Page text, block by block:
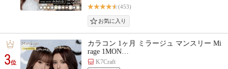
(453)
3位
カラコン 1ヶ月 ミラージュ マンスリー Mi
rage 1MON…
K7Craft